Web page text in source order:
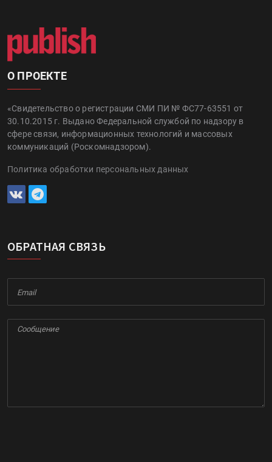
О ПРОЕКТЕ
«Свидетельство о регистрации СМИ ПИ № ФС77-63551 от
30.10.2015 г. Выдано Федеральной службой по надзору в
сфере связи, информационных технологий и массовых
коммуникаций (Роскомнадзором).
Политика обработки персональных данных
ОБРАТНАЯ СВЯЗЬ